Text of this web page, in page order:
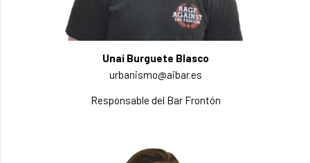
Unai Burguete Blasco
urbanismo@aibar.es
Responsable del Bar Frontón